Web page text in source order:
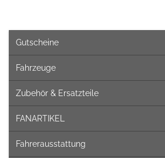
Gutscheine
Fahrzeuge
Zubehör & Ersatzteile
FANARTIKEL
Fahrerausstattung